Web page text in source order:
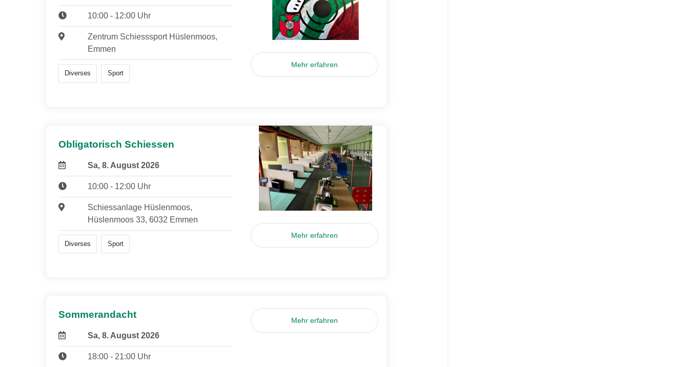
10:00 - 12:00 Uhr
Zentrum Schiesssport Hüslenmoos,
Emmen
Diverses Sport
Mehr erfahren
Obligatorisch Schiessen
Sa, 8. August 2026
10:00 - 12:00 Uhr
Schiessanlage Hüslenmoos,
Hüslenmoos 33, 6032 Emmen
Diverses Sport
Mehr erfahren
Sommerandacht
Sa, 8. August 2026
18:00 - 21:00 Uhr
Mehr erfahren